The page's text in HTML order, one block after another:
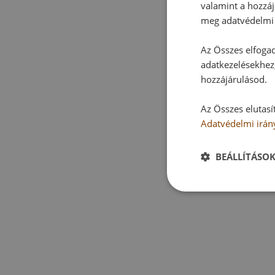
valamint a
meg
Az Összes
hozzájárulásod.
Az Összes
Adatvédelmi
BEÁLLÍTÁSOK